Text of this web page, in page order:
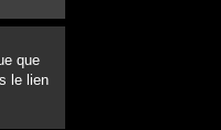
que
le lien